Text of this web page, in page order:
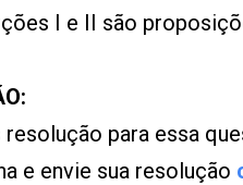
I e II são
para essa
e envie sua resolução